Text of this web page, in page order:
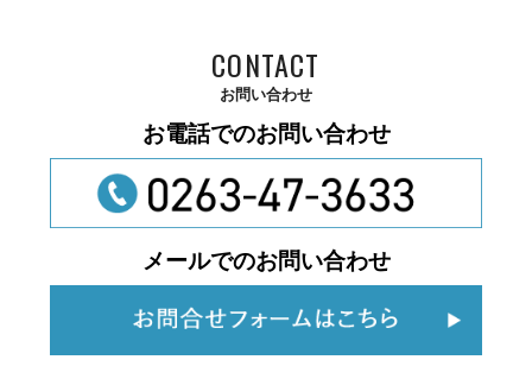
CONTACT
お問い合わせ
お電話でのお問い合わせ
メールでのお問い合わせ